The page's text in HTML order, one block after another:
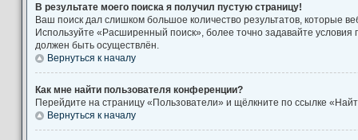
В результате моего поиска я получил пустую страницу!
Ваш поиск дал слишком большое количество результатов, которые
Используйте «Расширенный поиск», более точно задавайте
должен быть осуществлён.
Вернуться к началу
Как мне найти пользователя конференции?
Перейдите на страницу «Пользователи» и щёлкните по ссылке
Вернуться к началу